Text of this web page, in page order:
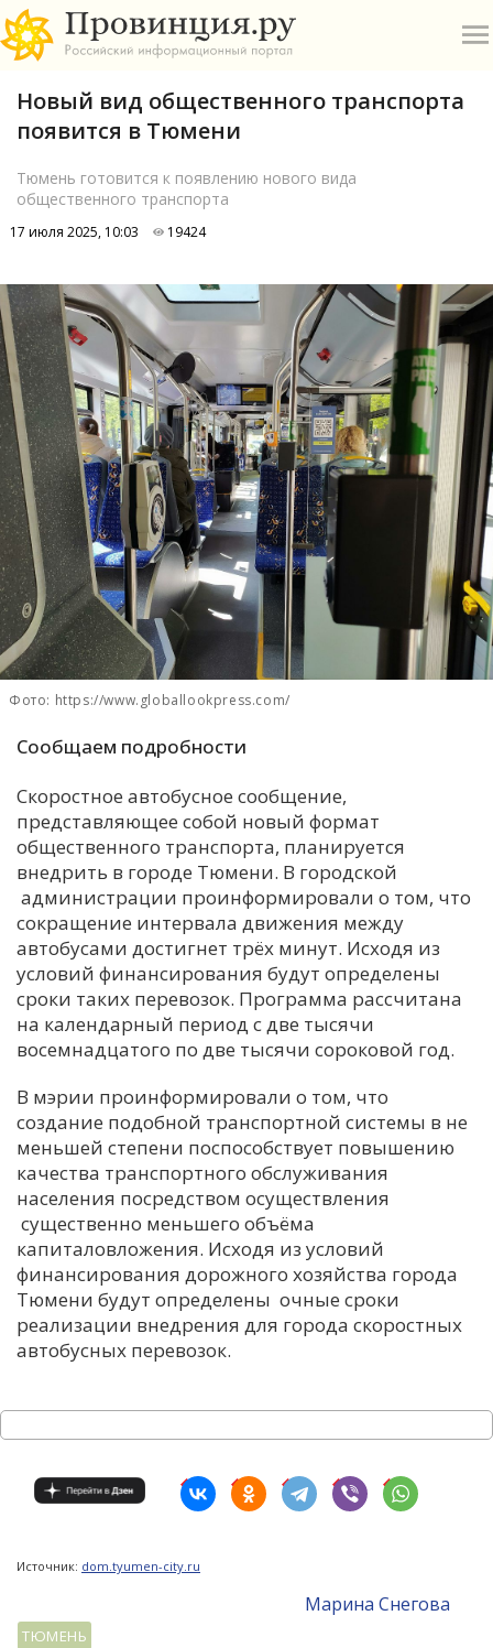
А
Б
В
Е
И
К
М
Н
Р
Х
Ч
Я
Новый вид общественного транспорта
появится в Тюмени
Тюмень готовится к появлению нового вида
общественного транспорта
17 июля 2025, 10:03 19424
Фото: https://www.globallookpress.com/
Сообщаем подробности
Скоростное автобусное сообщение,
представляющее собой новый формат
общественного транспорта, планируется
внедрить в городе Тюмени. В городской
администрации проинформировали о том, что
сокращение интервала движения между
автобусами достигнет трёх минут. Исходя из
условий финансирования будут определены
сроки таких перевозок. Программа рассчитана
на календарный период с две тысячи
восемнадцатого по две тысячи сороковой год.
В мэрии проинформировали о том, что
создание подобной транспортной системы в не
меньшей степени поспособствует повышению
качества транспортного обслуживания
населения посредством осуществления
существенно меньшего объёма
капиталовложения. Исходя из условий
финансирования дорожного хозяйства города
Тюмени будут определены очные сроки
реализации внедрения для города скоростных
автобусных перевозок.
Источник: dom.tyumen-city.ru
Mарина Снегова
ТЮМЕНЬ